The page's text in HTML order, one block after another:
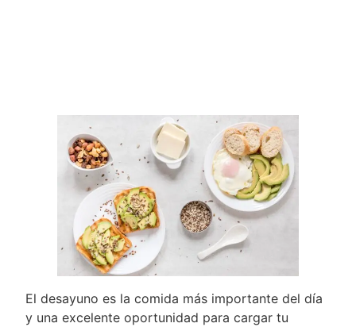
El desayuno es la comida más importante del día
y una excelente oportunidad para cargar tu